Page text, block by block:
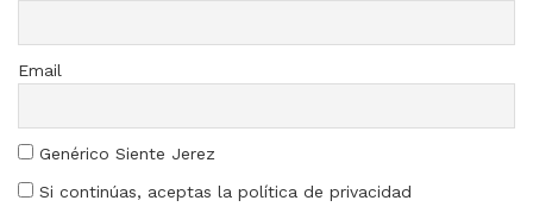
Email
Genérico Siente Jerez
Si continúas, aceptas la política de privacidad